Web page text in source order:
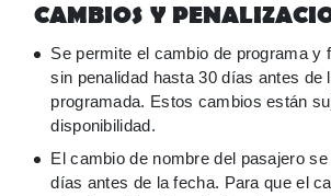
CAMBIOS Y
Se permite el cambio de programa y
sin penalidad hasta 30 días antes de
programada. Estos cambios están
disponibilidad.
El cambio de nombre del pasajero
días antes de la fecha. Para que el